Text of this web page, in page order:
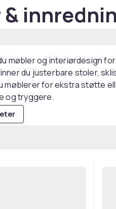
&
møbler og interiørdesign
du justerbare stoler,
møblerer for ekstra støtte
og tryggere.